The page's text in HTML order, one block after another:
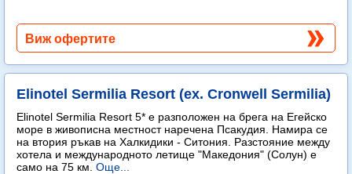
Виж офертите
Elinotel Sermilia Resort (ex. Cronwell Sermilia)
Elinotel Sermilia Resort 5* е разположен на брега на Егейско
море в живописна местност наречена Псакудия. Намира се
на втория ръкав на Халкидики - Ситония. Разстояние между
хотела и международното летище "Македония" (Солун) е
само на 75 км. Още...